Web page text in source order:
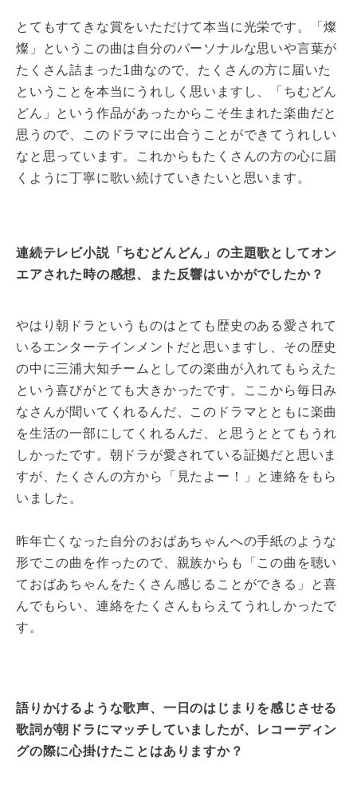
とてもすてきな賞をいただけて本当に光栄です。「燦
燦」というこの曲は自分のパーソナルな思いや言葉が
たくさん詰まった1曲なので、たくさんの方に届いた
ということを本当にうれしく思いますし、「ちむどん
どん」という作品があったからこそ生まれた楽曲だと
思うので、このドラマに出合うことができてうれしい
なと思っています。これからもたくさんの方の心に届
くように丁寧に歌い続けていきたいと思います。
連続テレビ小説「ちむどんどん」の主題歌としてオン
エアされた時の感想、また反響はいかがでしたか？
やはり朝ドラというものはとても歴史のある愛されて
いるエンターテインメントだと思いますし、その歴史
の中に三浦大知チームとしての楽曲が入れてもらえた
という喜びがとても大きかったです。ここから毎日み
なさんが聞いてくれるんだ、このドラマとともに楽曲
を生活の一部にしてくれるんだ、と思うととてもうれ
しかったです。朝ドラが愛されている証拠だと思いま
すが、たくさんの方から「見たよー！」と連絡をもら
いました。
昨年亡くなった自分のおばあちゃんへの手紙のような
形でこの曲を作ったので、親族からも「この曲を聴い
ておばあちゃんをたくさん感じることができる」と喜
んでもらい、連絡をたくさんもらえてうれしかったで
す。
語りかけるような歌声、一日のはじまりを感じさせる
歌詞が朝ドラにマッチしていましたが、レコーディン
グの際に心掛けたことはありますか？